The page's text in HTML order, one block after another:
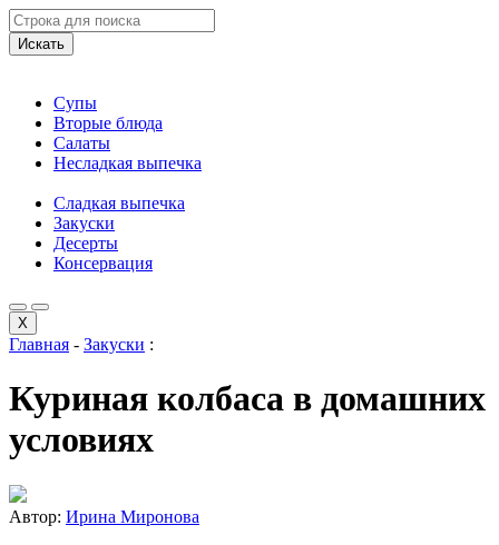
Искать
Супы
Вторые блюда
Салаты
Несладкая выпечка
Сладкая выпечка
Закуски
Десерты
Консервация
X
Главная - Закуски :
Куриная колбаса в домашних
условиях
Автор: Ирина Миронова